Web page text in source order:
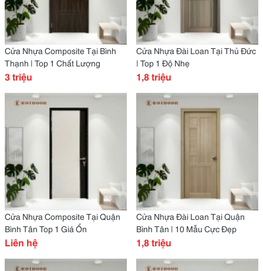
Cửa Nhựa Composite Tại Bình
Thạnh | Top 1 Chất Lượng
3 triệu
Cửa Nhựa Đài Loan Tại Thủ Đức
| Top 1 Độ Nhẹ
1,8 triệu
Cửa Nhựa Composite Tại Quận
Bình Tân Top 1 Giá Ổn
Liên hệ
Cửa Nhựa Đài Loan Tại Quận
Bình Tân | 10 Mẫu Cực Đẹp
1,8 triệu